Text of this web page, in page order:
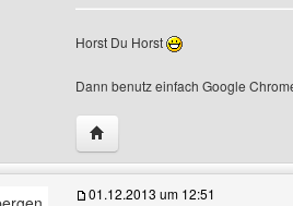
anzeigen
Horst Du Horst
Dann benutz einfach Google
Website dieses Benutzers
01.12.2013 um 12:51